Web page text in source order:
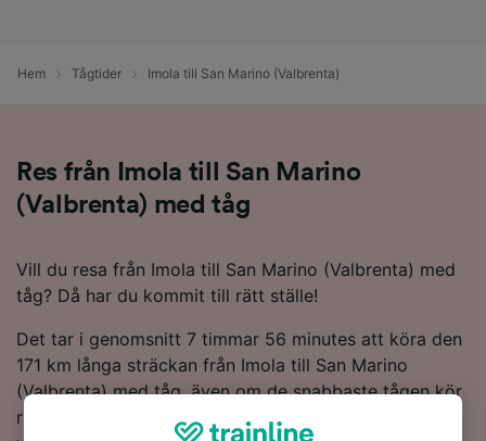
Hem Tågtider Imola till San Marino (Valbrenta)
Res från Imola till San Marino
(Valbrenta) med tåg
Vill du resa från Imola till San Marino (Valbrenta) med
tåg? Då har du kommit till rätt ställe!
Det tar i genomsnitt 7 timmar 56 minutes att köra den
171 km långa sträckan från Imola till San Marino
(Valbrenta) med tåg, även om de snabbaste tågen kör
rutten på endast 4 timmar 44 minutes. Du hittar